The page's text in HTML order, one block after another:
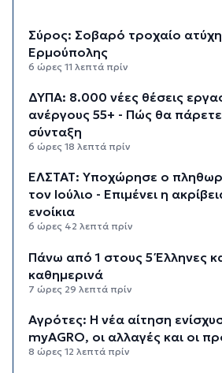
Σύρος: Σοβαρό τροχαίο
Ερμούπολης
6 ώρες 11 λεπτά πρίν
ΔΥΠΑ: 8.000 νέες θέσεις
ανέργους 55+ - Πώς θα
σύνταξη
6 ώρες 18 λεπτά πρίν
ΕΛΣΤΑΤ: Υποχώρησε ο
τον Ιούλιο - Επιμένει η
ενοίκια
6 ώρες 42 λεπτά πρίν
Πάνω από 1 στους 5 Έλληνες
καθημερινά
7 ώρες 29 λεπτά πρίν
Αγρότες: Η νέα αίτηση
myAGRO, οι αλλαγές και οι
8 ώρες 12 λεπτά πρίν